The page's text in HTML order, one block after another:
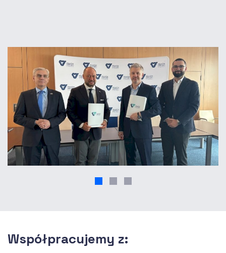
Współpracujemy z: